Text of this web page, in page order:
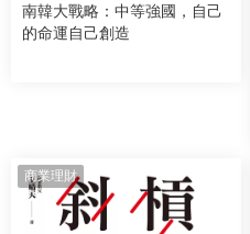
南韓大戰略：中等強國，自己
的命運自己創造
商業理財